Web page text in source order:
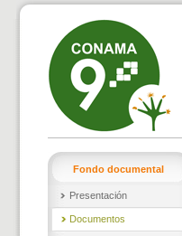
Fondo documental
Presentación
Documentos